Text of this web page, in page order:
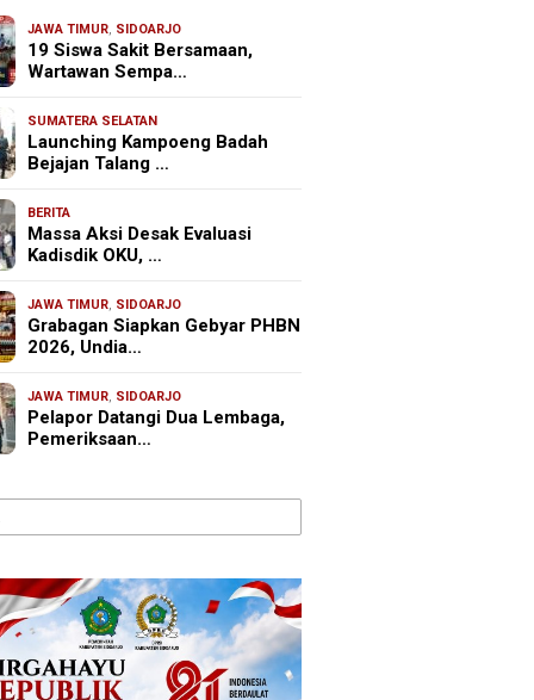
JAWA TIMUR, SIDOARJO
19 Siswa Sakit Bersamaan,
Wartawan Sempa…
SUMATERA SELATAN
Launching Kampoeng Badah
Bejajan Talang …
BERITA
Massa Aksi Desak Evaluasi
Kadisdik OKU, …
JAWA TIMUR, SIDOARJO
Grabagan Siapkan Gebyar PHBN
2026, Undia…
JAWA TIMUR, SIDOARJO
Pelapor Datangi Dua Lembaga,
Pemeriksaan…